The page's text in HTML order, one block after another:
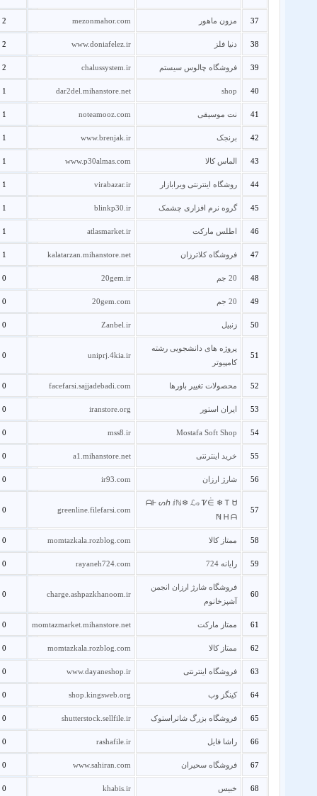
37 مزون ماهور mezonmahor.com
2
38 دنیا فلز www.doniafelez.ir
2
39 فروشگاه چالوس سیستم chalussystem.ir
2
40
shop
dar2del.mihanstore.net
1
41 نت موسیقی noteamooz.com
1
42 برنجک www.brenjak.ir
1
43 الماس کالا www.p30almas.com
1
44 روشگاه اینترنتی ویرابازار virabazar.ir
1
45 گروه نرم افزاری چشمک blinkp30.ir
1
46 اطلس مارکت atlasmarket.ir
1
47 فروشگاه کلاترزان kalatarzan.mihanstore.net
1
48 20 جم 20gem.ir
0
49 20 جم 20gem.com
0
50 زنبیل Zanbel.ir
0
51
پروژه های دانشجویی رشته
کامپیوتر
uniprj.4kia.ir
0
52 محصولات تغییر باورها facefarsi.sajjadebadi.com
0
53 ایران استور iranstore.org
0
54
Mostafa Soft Shop
mss8.ir
0
55 خرید اینترنتی a1.mihanstore.net
0
56 شارژ ارزان ir93.com
0
57
ᗩᎰ ᔕℎ ⅈℕ❄ ℒℴ Ꮴ⋵ ❄ Ꭲ Ꮜ
ℕ Ꮋ ᗩ
greenline.filefarsi.com
0
58 ممتاز کالا momtazkala.rozblog.com
0
59 رایانه 724 rayaneh724.com
0
60
فروشگاه شارژ ارزان انجمن
آشپزخانوم
charge.ashpazkhanoom.ir
0
61 ممتاز مارکت momtazmarket.mihanstore.net
0
62 ممتاز کالا momtazkala.rozblog.com
0
63 فروشگاه اینترنتی www.dayaneshop.ir
0
64 کینگز وب shop.kingsweb.org
0
65 فروشگاه بزرگ شاتراستوک shutterstock.sellfile.ir
0
66 راشا فایل rashafile.ir
0
67 فروشگاه سحیران www.sahiran.com
0
68 خبیس khabis.ir
0